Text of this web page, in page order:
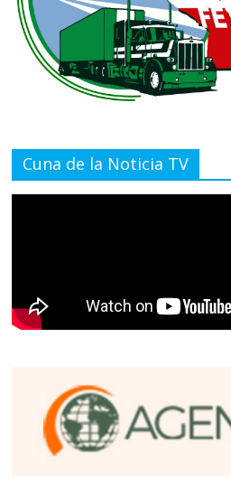
Cuna de la Noticia TV